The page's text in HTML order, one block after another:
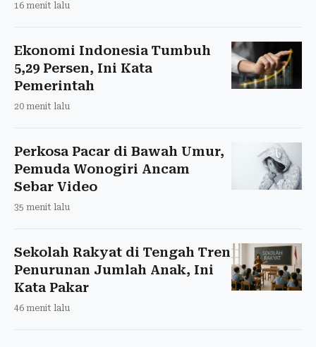
16 menit lalu
Ekonomi Indonesia Tumbuh
5,29 Persen, Ini Kata
Pemerintah
20 menit lalu
Perkosa Pacar di Bawah Umur,
Pemuda Wonogiri Ancam
Sebar Video
35 menit lalu
Sekolah Rakyat di Tengah Tren
Penurunan Jumlah Anak, Ini
Kata Pakar
46 menit lalu